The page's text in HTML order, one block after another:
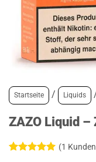
Startseite / Liquids
ZAZO Liquid
(1